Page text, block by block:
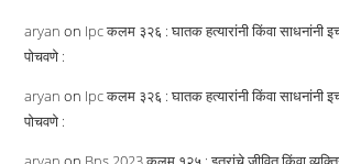
aryan on Ipc कलम ३२६ : घातक हत्यारांनी किंवा साधनांनी
पोचवणे :
aryan on Ipc कलम ३२६ : घातक हत्यारांनी किंवा साधनांनी
पोचवणे :